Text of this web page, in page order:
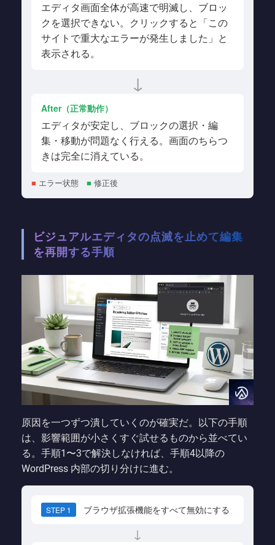
エディタ画面全体が高速で明滅し、ブロッ
クを選択できない。クリックすると「この
サイトで重大なエラーが発生しました」と
表示される。
↓
After（正常動作）
エディタが安定し、ブロックの選択・編
集・移動が問題なく行える。画面のちらつ
きは完全に消えている。
■ エラー状態 ■ 修正後
ビジュアルエディタの点滅を止めて編集
を再開する手順
原因を一つずつ潰していくのが確実だ。以下の手順
は、影響範囲が小さくすぐ試せるものから並べてい
る。手順1〜3で解決しなければ、手順4以降の
WordPress 内部の切り分けに進む。
STEP 1 ブラウザ拡張機能をすべて無効にする
↓